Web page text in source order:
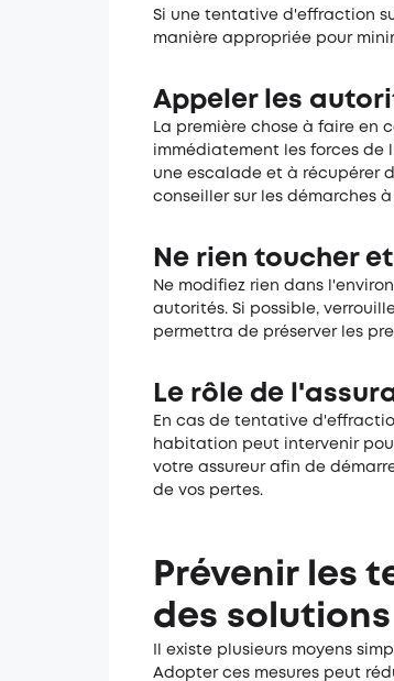
Si une tentative d'effraction
manière appropriée pour
Appeler les
La première chose à faire
immédiatement les forces de
une escalade et à récupérer
conseiller sur les démarches
Ne rien toucher
Ne modifiez rien dans
autorités. Si possible,
permettra de préserver les
Le rôle de
En cas de tentative
habitation peut intervenir
votre assureur afin de
de vos pertes.
Prévenir les
des
Il existe plusieurs moyens
Adopter ces mesures peut